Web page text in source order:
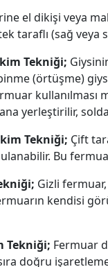
el dikişi veya
taraflı (sağ
Tekniği;
(örtüşme)
kullanılması
yerleştirilir,
Tekniği; Çift
Bu
Gizli
kendisi
Tekniği; Fermuar
doğru